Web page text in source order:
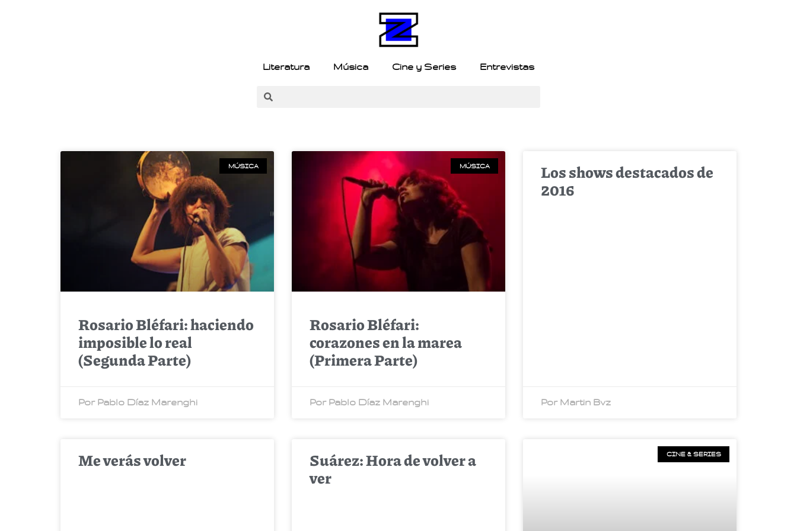
Literatura Música Cine y Series Entrevistas
MÚSICA
Rosario Bléfari: haciendo
imposible lo real
(Segunda Parte)
Por Pablo Díaz Marenghi
MÚSICA
Rosario Bléfari:
corazones en la marea
(Primera Parte)
Por Pablo Díaz Marenghi
Los shows destacados de
2016
Por Martin Bvz
Me verás volver
Suárez: Hora de volver a
ver
CINE & SERIES